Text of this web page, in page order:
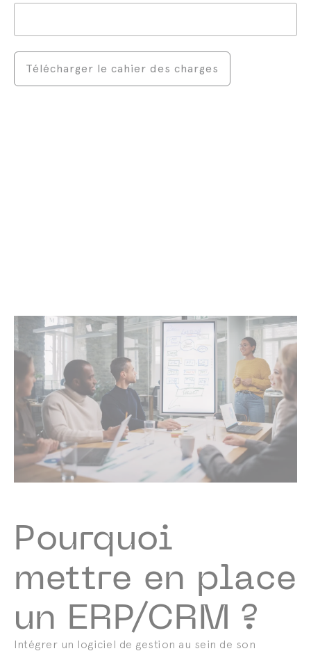
Pourquoi
mettre en place
un ERP/CRM ?
Intégrer un logiciel de gestion au sein de son